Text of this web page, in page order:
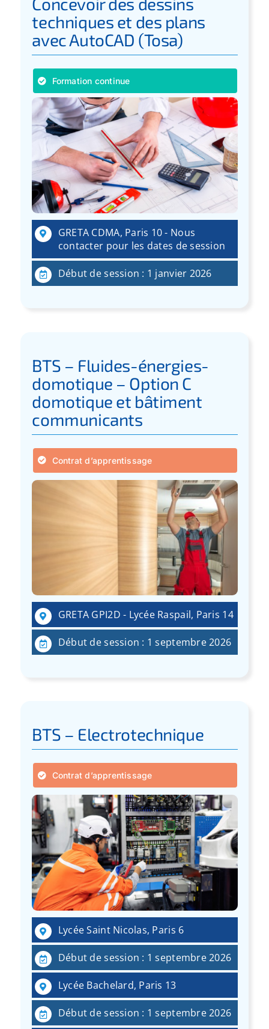
techniques et des plans
avec AutoCAD (Tosa)
Formation continue
GRETA CDMA, Paris 10 - Nous
contacter pour les dates de session
Début de session : 1 janvier 2026
BTS – Fluides-énergies-
domotique – Option C
domotique et bâtiment
communicants
Contrat d’apprentissage
GRETA GPI2D - Lycée Raspail, Paris 14
Début de session : 1 septembre 2026
BTS – Electrotechnique
Contrat d’apprentissage
Lycée Saint Nicolas, Paris 6
Début de session : 1 septembre 2026
Lycée Bachelard, Paris 13
Début de session : 1 septembre 2026